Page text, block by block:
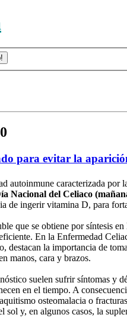
para evitar la
autoinmune caracterizada
Nacional del Celiaco
de ingerir vitamina D, para
que se obtiene por síntesis
En la Enfermedad
destacan la importancia de
manos, cara y brazos.
suelen sufrir síntomas y
en el tiempo. A
osteomalacia o
sol y, en algunos casos, la